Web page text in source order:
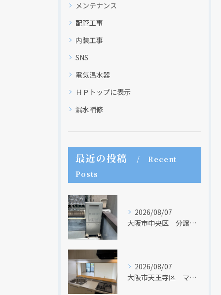
メンテナンス
配管工事
内装工事
SNS
電気温水器
ＨＰトップに表示
漏水補修
最近の投稿
Recent
Posts
2026/08/07
大阪市中央区 分譲マンションの給湯器取替リフォーム工事 UV除菌機能搭載給湯器
2026/08/07
大阪市天王寺区 マンションのキッチン取替及び内装リフォーム工事 クリナップ